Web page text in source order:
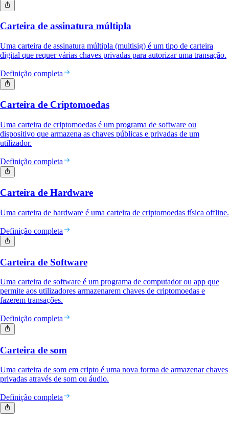
Carteira de assinatura múltipla
Uma carteira de assinatura múltipla (multisig) é um tipo de carteira
digital que requer várias chaves privadas para autorizar uma transação.
Definição completa
Carteira de Criptomoedas
Uma carteira de criptomoedas é um programa de software ou
dispositivo que armazena as chaves públicas e privadas de um
utilizador.
Definição completa
Carteira de Hardware
Uma carteira de hardware é uma carteira de criptomoedas física offline.
Definição completa
Carteira de Software
Uma carteira de software é um programa de computador ou app que
permite aos utilizadores armazenarem chaves de criptomoedas e
fazerem transações.
Definição completa
Carteira de som
Uma carteira de som em cripto é uma nova forma de armazenar chaves
privadas através de som ou áudio.
Definição completa